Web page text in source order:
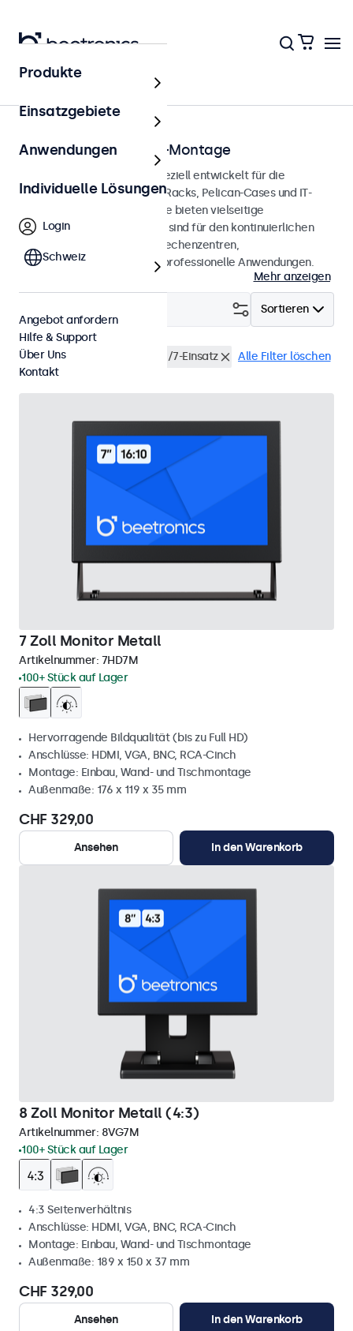
Startseite
Monitore für die Rack-Montage
Rack-Montage-Monitore, speziell entwickelt für die
Integration in 19-Zoll-Server-Racks, Pelican-Cases und IT-
Umgebungen. Diese Monitore bieten vielseitige
Anschlussmöglichkeiten und sind für den kontinuierlichen
Betrieb geeignet. Ideal für Rechenzentren,
Netzwerkmanagement und professionelle Anwendungen.
Mehr anzeigen
Sortieren
Rack-Montage (19 Zoll) 24/7-Einsatz Alle Filter löschen
7 Zoll Monitor Metall
Artikelnummer: 7HD7M
100+ Stück auf Lager
Hervorragende Bildqualität (bis zu Full HD)
Anschlüsse: HDMI, VGA, BNC, RCA-Cinch
Montage: Einbau, Wand- und Tischmontage
Außenmaße: 176 x 119 x 35 mm
CHF 329,00
Ansehen In den Warenkorb
8 Zoll Monitor Metall (4:3)
Artikelnummer: 8VG7M
100+ Stück auf Lager
4:3 Seitenverhältnis
Anschlüsse: HDMI, VGA, BNC, RCA-Cinch
Montage: Einbau, Wand- und Tischmontage
Außenmaße: 189 x 150 x 37 mm
CHF 329,00
Ansehen In den Warenkorb
Produkte
Einsatzgebiete
Anwendungen
Individuelle Lösungen
Login
Schweiz
Angebot anfordern
Hilfe & Support
Über Uns
Kontakt